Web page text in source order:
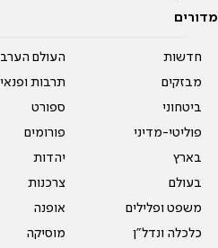
מדורים
חדשות
מבזקים
ביטחוני
פוליטי-מדיני
בארץ
בעולם
משפט ופלילים
כלכלה ונדל"ן
העולם
תרבות ופנאי
ספורט
פורומים
יהדות
צרכנות
אופנה
מוסיקה